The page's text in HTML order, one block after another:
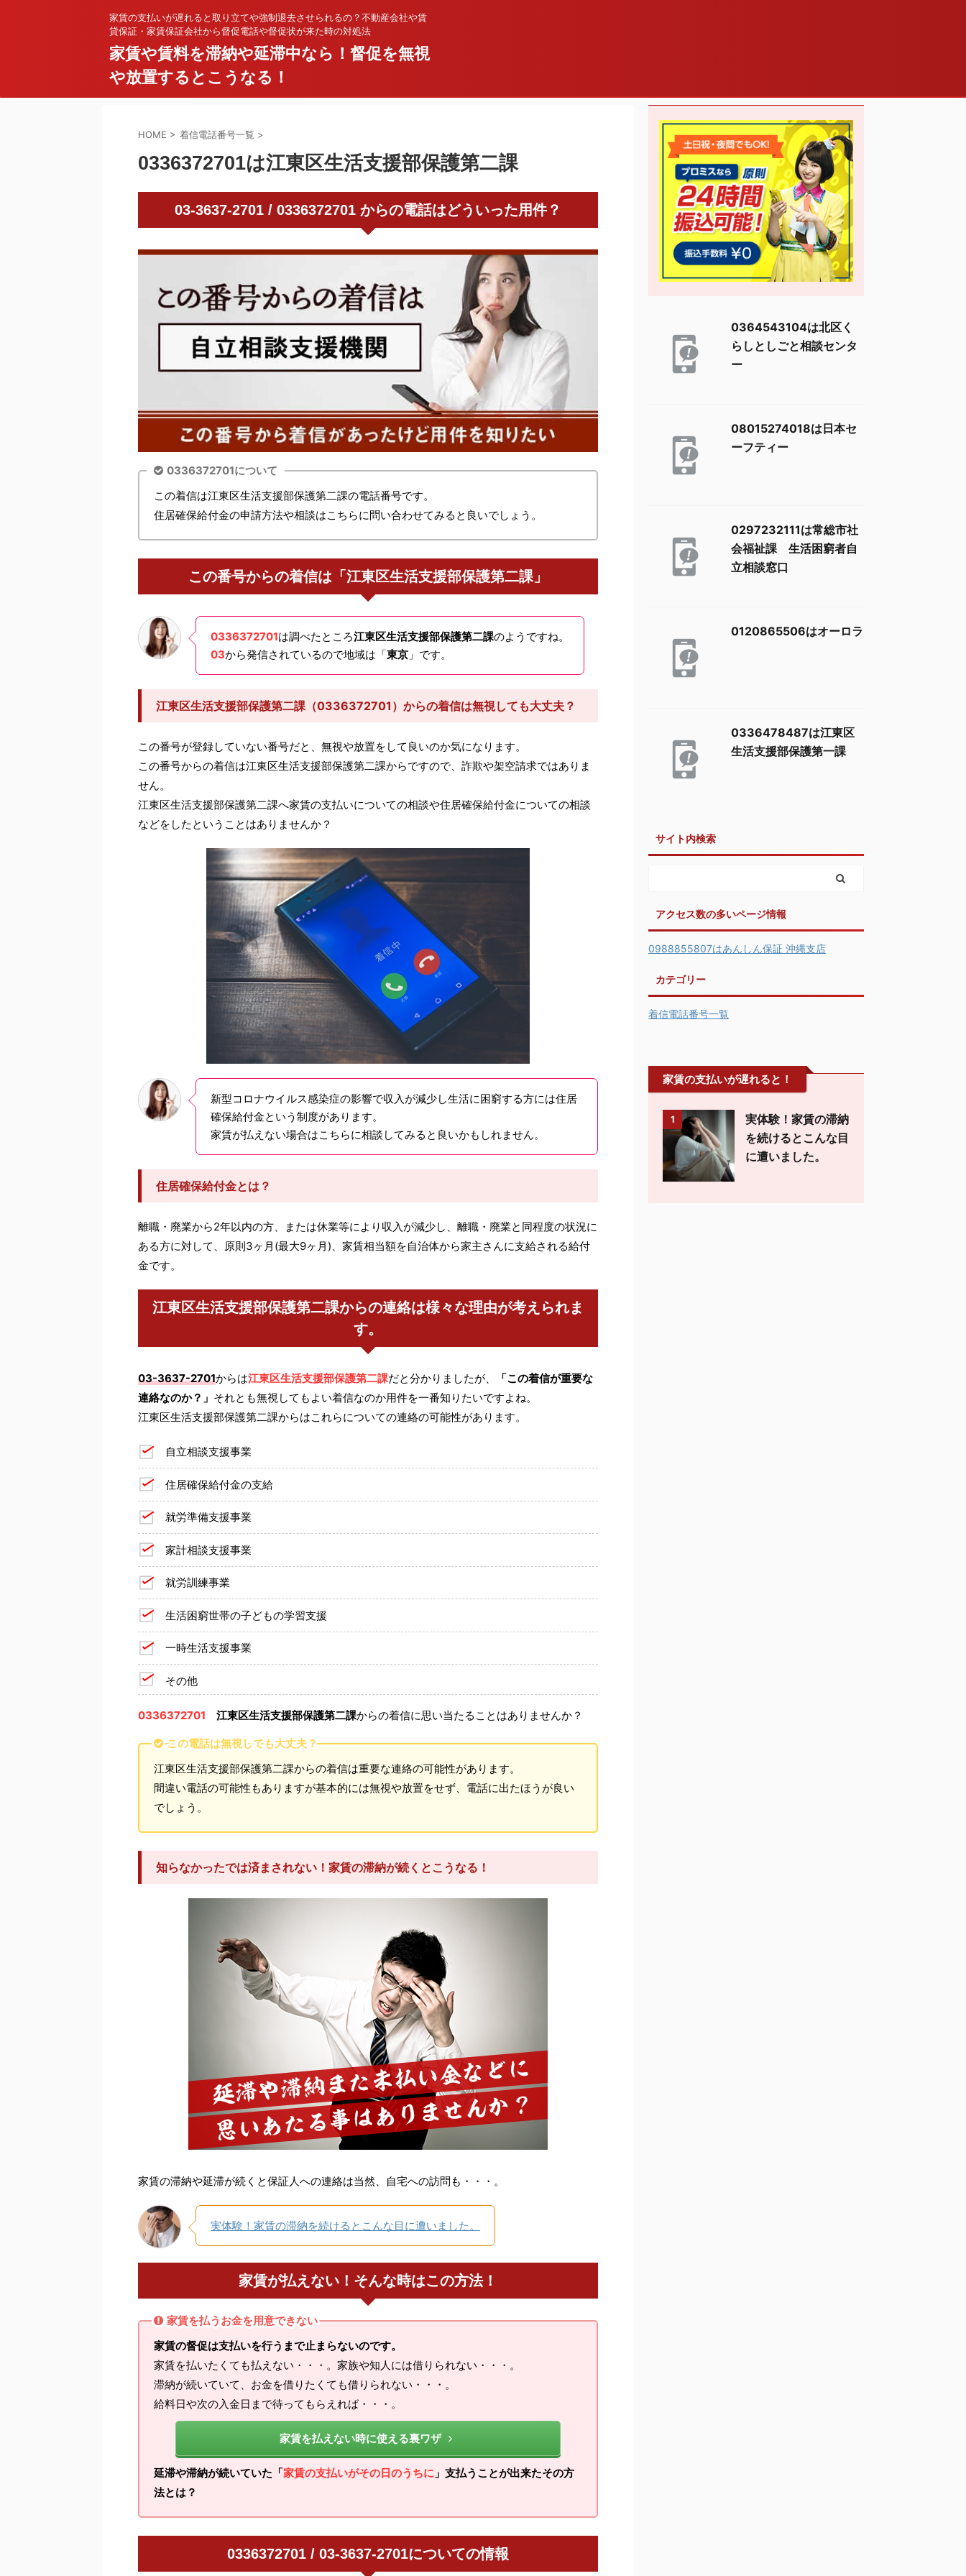
家賃の支払いが遅れると取り立てや強制退去させられるの？不動産会社や賃
貸保証・家賃保証会社から督促電話や督促状が来た時の対処法
家賃や賃料を滞納や延滞中なら！督促を無視
や放置するとこうなる！
HOME > 着信電話番号一覧 >
0336372701は江東区生活支援部保護第二課
03-3637-2701 / 0336372701 からの電話はどういった用件？
0336372701について
この着信は江東区生活支援部保護第二課の電話番号です。
住居確保給付金の申請方法や相談はこちらに問い合わせてみると良いでしょう。
この番号からの着信は「江東区生活支援部保護第二課」
0336372701は調べたところ江東区生活支援部保護第二課のようですね。
03から発信されているので地域は「東京 」です。
江東区生活支援部保護第二課（0336372701）からの着信は無視しても大丈夫？
この番号が登録していない番号だと、無視や放置をして良いのか気になります。
この番号からの着信は江東区生活支援部保護第二課からですので、詐欺や架空請求ではありま
せん。
江東区生活支援部保護第二課へ家賃の支払いについての相談や住居確保給付金についての相談
などをしたということはありませんか？
新型コロナウイルス感染症の影響で収入が減少し生活に困窮する方には住居
確保給付金という制度があります。
家賃が払えない場合はこちらに相談してみると良いかもしれません。
住居確保給付金とは？
離職・廃業から2年以内の方、または休業等により収入が減少し、離職・廃業と同程度の状況に
ある方に対して、原則3ヶ月(最大9ヶ月)、家賃相当額を自治体から家主さんに支給される給付
金です。
江東区生活支援部保護第二課からの連絡は様々な理由が考えられま
す。
03-3637-2701からは江東区生活支援部保護第二課だと分かりましたが、
「この着信が重要な
連絡なのか？」 それとも無視してもよい着信なのか用件を一番知りたいですよね。
江東区生活支援部保護第二課からはこれらについての連絡の可能性があります。
自立相談支援事業
住居確保給付金の支給
就労準備支援事業
家計相談支援事業
就労訓練事業
生活困窮世帯の子どもの学習支援
一時生活支援事業
その他
0336372701 江東区生活支援部保護第二課からの着信に思い当たることはありませんか？
この電話は無視しても大丈夫？
江東区生活支援部保護第二課からの着信は重要な連絡の可能性があります。
間違い電話の可能性もありますが基本的には無視や放置をせず、電話に出たほうが良い
でしょう。
知らなかったでは済まされない！家賃の滞納が続くとこうなる！
家賃の滞納や延滞が続くと保証人への連絡は当然、自宅への訪問も・・・。
実体験！家賃の滞納を続けるとこんな目に遭いました。
家賃が払えない！そんな時はこの方法！
家賃を払うお金を用意できない
家賃の督促は支払いを行うまで止まらないのです。
家賃を払いたくても払えない・・・。家族や知人には借りられない・・・。
滞納が続いていて、お金を借りたくても借りられない・・・。
給料日や次の入金日まで待ってもらえれば・・・。
家賃を払えない時に使える裏ワザ
延滞や滞納が続いていた「家賃の支払いがその日のうちに 」支払うことが出来たその方
法とは？
0336372701 / 03-3637-2701についての情報
0364543104は北区く
らしとしごと相談センタ
ー
08015274018は日本セ
ーフティー
0297232111は常総市社
会福祉課 生活困窮者自
立相談窓口
0120865506はオーロラ
0336478487は江東区
生活支援部保護第一課
サイト内検索
アクセス数の多いページ情報
0988855807はあんしん保証 沖縄支店
カテゴリー
着信電話番号一覧
家賃の支払いが遅れると！
1
実体験！家賃の滞納
を続けるとこんな目
に遭いました。